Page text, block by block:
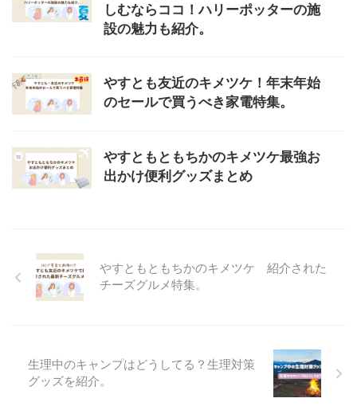
しむならココ！ハリーポッターの施
設の魅力も紹介。
やすとも友近のキメツケ！年末年始
のセールで買うべき家電特集。
やすともともちかのキメツケ最強お
出かけ便利グッズまとめ
やすともともちかのキメツケ 紹介された
チーズグルメ特集。
生理中のキャンプはどうしてる？生理対策
グッズを紹介。